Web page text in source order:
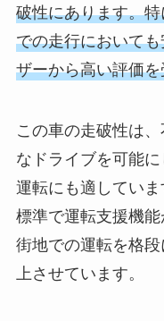
破性にあります。
での走行において
ザーから高い評価
この車の走破性は
なドライブを可能
運転にも適してい
標準で運転支援機
街地での運転を格
上させています。